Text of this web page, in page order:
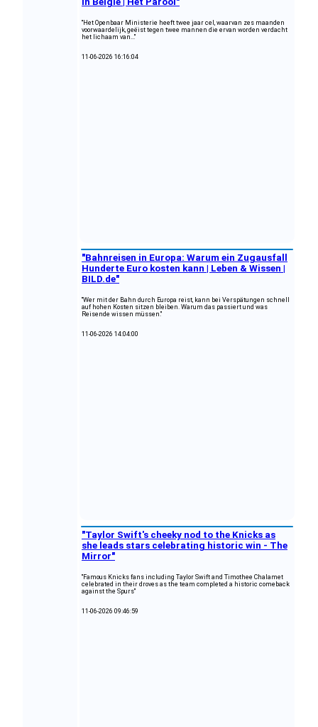
"Het Openbaar Ministerie heeft twee jaar cel, waarvan zes maanden
voorwaardelijk, geëist tegen twee mannen die ervan worden verdacht
het lichaam van..."
11-06-2026 16:16:04
"Bahnreisen in Europa: Warum ein Zugausfall
Hunderte Euro kosten kann | Leben & Wissen |
BILD.de"
"Wer mit der Bahn durch Europa reist, kann bei Verspätungen schnell
auf hohen Kosten sitzen bleiben. Warum das passiert und was
Reisende wissen müssen."
11-06-2026 14:04:00
"Taylor Swift's cheeky nod to the Knicks as
she leads stars celebrating historic win - The
Mirror"
"Famous Knicks fans including Taylor Swift and Timothee Chalamet
celebrated in their droves as the team completed a historic comeback
against the Spurs"
11-06-2026 09:46:59